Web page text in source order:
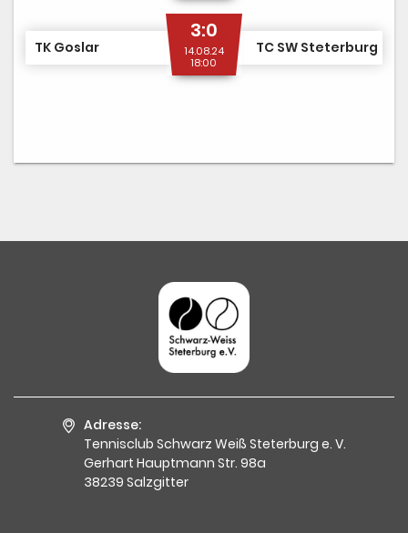
TK Goslar
3:0
14.08.24
18:00
TC SW Steterburg
Adresse:
Tennisclub Schwarz Weiß Steterburg e. V.
Gerhart Hauptmann Str. 98a
38239 Salzgitter